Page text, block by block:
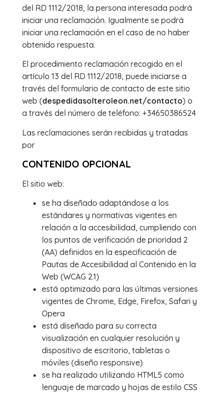
del RD 1112/2018, la persona interesada podrá
iniciar una reclamación. Igualmente se podrá
iniciar una reclamación en el caso de no haber
obtenido respuesta.
El procedimiento reclamación recogido en el
artículo 13 del RD 1112/2018, puede iniciarse a
través del formulario de contacto de este sitio
web (despedidasolteroleon.net/contacto) o
a través del número de teléfono: +34650386524
Las reclamaciones serán recibidas y tratadas
por
CONTENIDO OPCIONAL
El sitio web:
se ha diseñado adaptándose a los
estándares y normativas vigentes en
relación a la accesibilidad, cumpliendo con
los puntos de verificación de prioridad 2
(AA) definidos en la especificación de
Pautas de Accesibilidad al Contenido en la
Web (WCAG 2.1)
está optimizado para las últimas versiones
vigentes de Chrome, Edge, Firefox, Safari y
Opera
está diseñado para su correcta
visualización en cualquier resolución y
dispositivo de escritorio, tabletas o
móviles (diseño responsive)
se ha realizado utilizando HTML5 como
lenguaje de marcado y hojas de estilo CSS